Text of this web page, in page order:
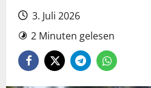
3. Juli 2026
2 Minuten gelesen